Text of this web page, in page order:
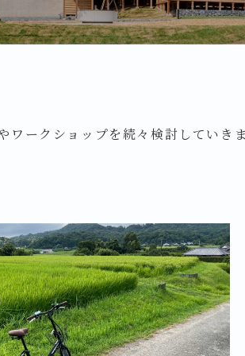
ワークショップを続々検討していき